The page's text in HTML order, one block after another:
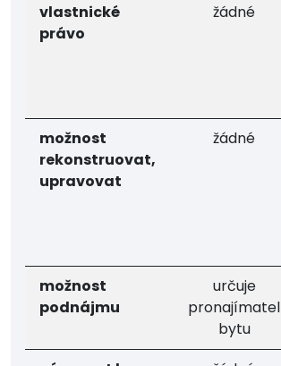
vlastnické
právo
žádné
možnost
rekonstruovat,
upravovat
žádné
možnost
podnájmu
určuje
pronajímatel
bytu